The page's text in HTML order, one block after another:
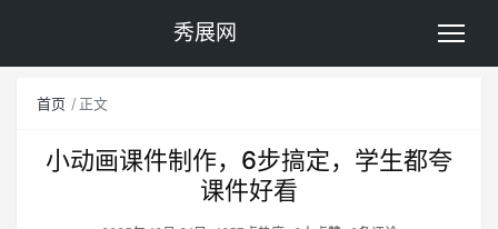
秀展网
首页 正文
小动画课件制作，6步搞定，学生都夸
课件好看